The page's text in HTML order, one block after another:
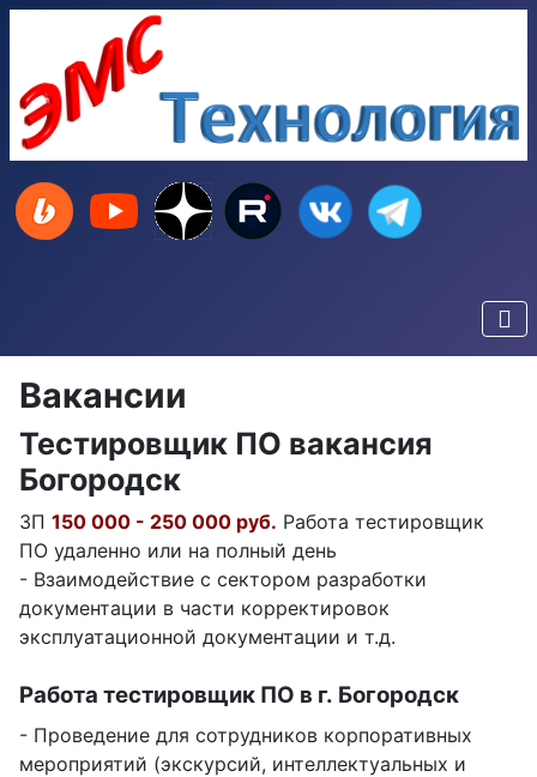
Вакансии
Тестировщик ПО вакансия
Богородск
ЗП 150 000 - 250 000 руб. Работа тестировщик
ПО удаленно или на полный день
- Взаимодействие с сектором разработки
документации в части корректировок
эксплуатационной документации и т.д.
Работа тестировщик ПО в г. Богородск
- Проведение для сотрудников корпоративных
мероприятий (экскурсий, интеллектуальных и